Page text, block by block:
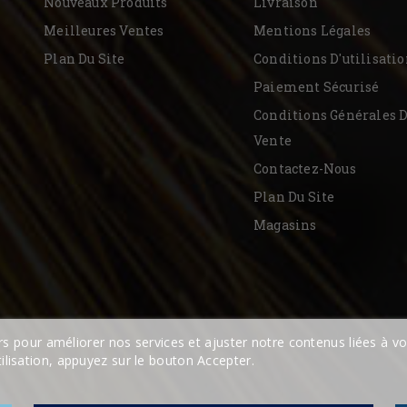
Meilleures Ventes
Plan Du Site
Mentions Légales
Conditions
Paiement Sécurisé
Conditions Générales
Vente
Contactez-Nous
Plan Du Site
Magasins
pour améliorer nos services et ajuster notre contenus liées à
appuyez sur le bouton Accepter.